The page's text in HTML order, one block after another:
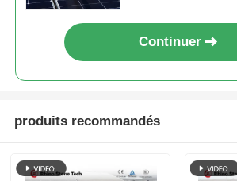
Continuer
produits recommandés